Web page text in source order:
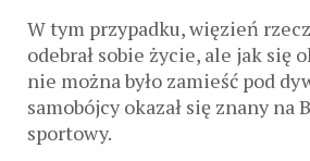
W tym przypadku, więzień
odebrał sobie życie, ale jak się
nie można było zamieść pod
samobójcy okazał się znany na
sportowy.